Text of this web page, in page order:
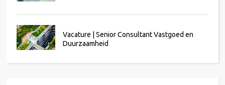
Vacature | Senior Consultant Vastgoed en
Duurzaamheid